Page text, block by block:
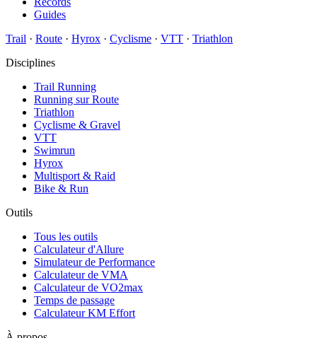
Guides
Trail · Route · Hyrox · Cyclisme · VTT · Triathlon
Disciplines
Trail Running
Running sur Route
Triathlon
Cyclisme & Gravel
VTT
Swimrun
Hyrox
Multisport & Raid
Bike & Run
Outils
Tous les outils
Calculateur d'Allure
Simulateur de Performance
Calculateur de VMA
Calculateur de VO2max
Temps de passage
Calculateur KM Effort